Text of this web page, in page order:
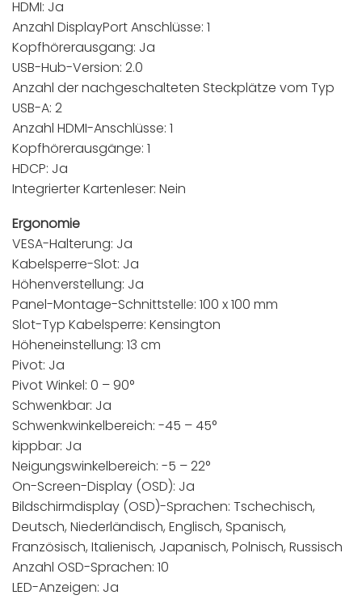
HDMI: Ja
Anzahl DisplayPort Anschlüsse: 1
Kopfhörerausgang: Ja
USB-Hub-Version: 2.0
Anzahl der nachgeschalteten Steckplätze vom Typ
USB-A: 2
Anzahl HDMI-Anschlüsse: 1
Kopfhörerausgänge: 1
HDCP: Ja
Integrierter Kartenleser: Nein
Ergonomie
VESA-Halterung: Ja
Kabelsperre-Slot: Ja
Höhenverstellung: Ja
Panel-Montage-Schnittstelle: 100 x 100 mm
Slot-Typ Kabelsperre: Kensington
Höheneinstellung: 13 cm
Pivot: Ja
Pivot Winkel: 0 – 90°
Schwenkbar: Ja
Schwenkwinkelbereich: -45 – 45°
kippbar: Ja
Neigungswinkelbereich: -5 – 22°
On-Screen-Display (OSD): Ja
Bildschirmdisplay (OSD)-Sprachen: Tschechisch,
Deutsch, Niederländisch, Englisch, Spanisch,
Französisch, Italienisch, Japanisch, Polnisch, Russisch
Anzahl OSD-Sprachen: 10
LED-Anzeigen: Ja